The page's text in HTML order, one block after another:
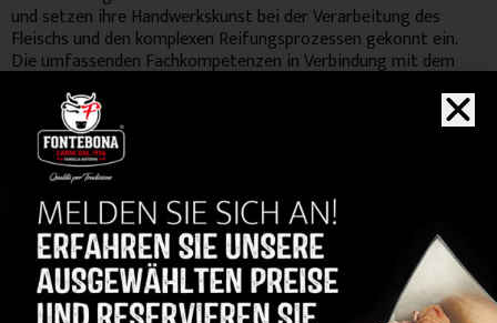
und setzen ihre Handwerkskunst bei der Verarbeitung des
Fleischs und den komplexen Reifungsprozessen gekonnt ein.
Die umfassenden Fachkompetenzen in Verbindung mit dem
Herstellung von Wurstwaren, die hochwertig, schmackhaft und
unverfälscht sind.
Ein breites, vielseitiges Produktsortiment, das Ausdruck
authentischer Qualität ist und die typischen Produkte der
italienischen Gastronomie interpretiert. Ein Siegeszug des
Geschmacks und des Duftes, ein wahres Gaumenfest, das jeden
Teller mit Emotionen bereichert.